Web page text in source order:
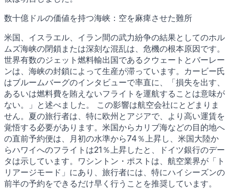
数十億ドルの価値を持つ海峡：空を麻痺させた難所
米国、イスラエル、イラン間の武力紛争の結果としてのホル
ムズ海峡の閉鎖または深刻な混乱は、危機の根本原因です。
世界有数のジェット燃料輸出国であるクウェートとバーレー
ンは、海峡の封鎖によって生産が滞っています。カービー氏
はブルームバーグのインタビューで率直に、「損失を出す、
あるいは燃料費を賄えないフライトを運航することは意味が
ない。」と述べました。 この影響は航空会社にとどまりま
せん。夏の旅行者は、特に欧州とアジアで、より高い運賃を
覚悟する必要があります。米国からカリブ海などの目的地へ
の直前予約便は、月初の水準から74％上昇し、米国大陸か
らハワイへのフライトは21％上昇したと、ドイツ銀行のデー
タは示しています。ワシントン・ポストは、航空業界が「ト
リアージモード」にあり、旅行者には、特にハイシーズンの
前半の予約をできるだけ早く行うことを推奨しています。